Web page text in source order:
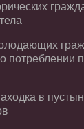
потреблении
в